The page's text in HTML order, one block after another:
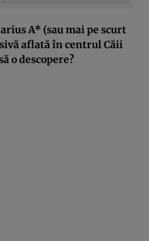
A* (sau mai pe scurt
aflată în centrul Căii
o descopere?